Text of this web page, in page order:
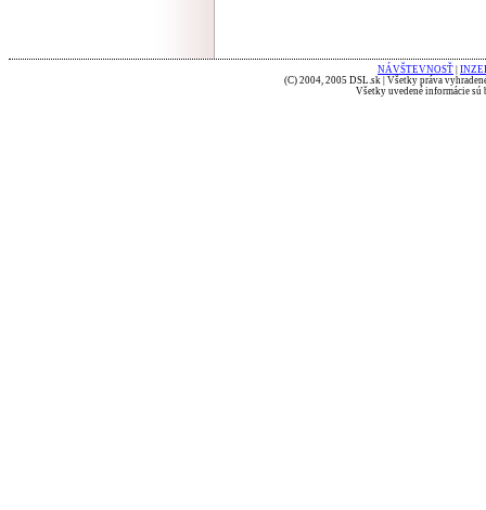
NÁVŠTEVNOSŤ
(C) 2004, 2005 DSL.sk | Všetky práva
Všetky uvedené informácie sú